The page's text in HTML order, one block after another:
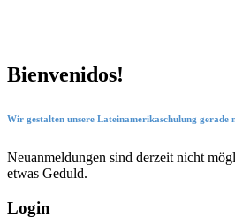
Bienvenidos!
Wir gestalten unsere Lateinamerikaschulung gerade
Neuanmeldungen sind derzeit nicht
etwas Geduld.
Login